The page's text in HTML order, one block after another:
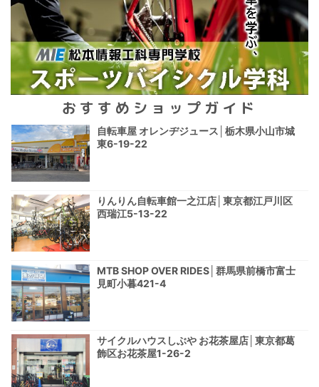
おすすめショップガイド
自転車屋 オレンヂジュース│栃木県小山市城
東6-19-22
りんりん自転車館一之江店│東京都江戸川区
西瑞江5-13-22
MTB SHOP OVER RIDES│群馬県前橋市富士
見町小暮421-4
サイクルハウスしぶや お花茶屋店│東京都葛
飾区お花茶屋1-26-2